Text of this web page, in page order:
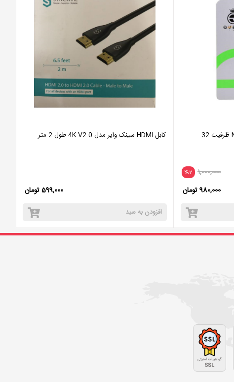
فلش مموری کوئین تک مدل Nano ظرفیت 32
%2 1,000,000
980,000 تومان
کابل HDMI سینک وایر مدل 4K V2.0 طول 2 متر
599,000 تومان
افزودن به سبد